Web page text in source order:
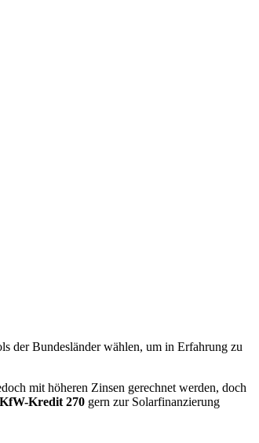
der Bundesländer wählen, um in Erfahrung zu
mit höheren Zinsen gerechnet werden, doch
KfW-Kredit 270 gern zur Solarfinanzierung